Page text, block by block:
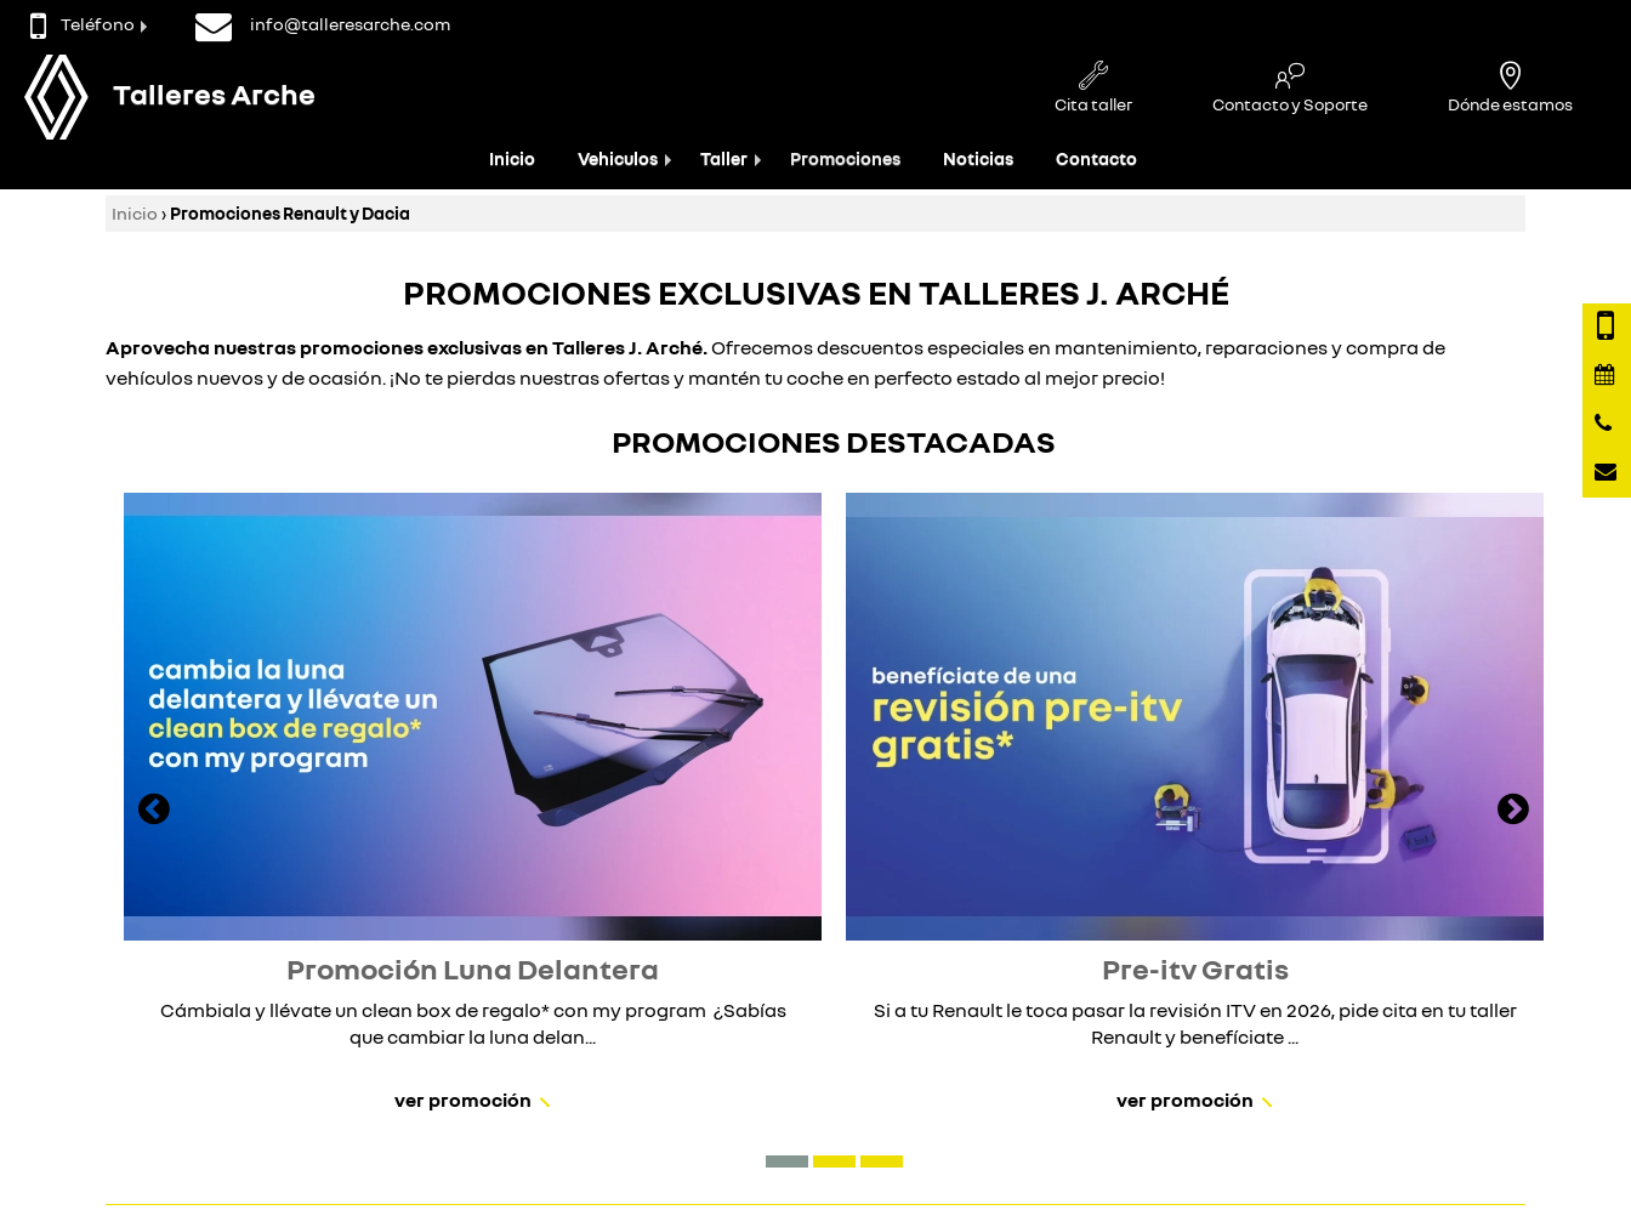
Teléfono info@talleresarche.com
Talleres Arche Cita taller Contacto y Soporte Dónde estamos
Inicio Vehiculos Taller Promociones Noticias Contacto
Inicio › Promociones Renault y Dacia
PROMOCIONES EXCLUSIVAS EN TALLERES J. ARCHÉ
Aprovecha nuestras promociones exclusivas en Talleres J. Arché.Ofrecemos descuentos especiales en mantenimiento, reparaciones y compra de
vehículos nuevos y de ocasión. ¡No te pierdas nuestras ofertas y mantén tu coche en perfecto estado al mejor precio!
PROMOCIONES DESTACADAS
Promoción Luna Delantera
Cámbiala y llévate un clean box de regalo* con my program ¿Sabías
que cambiar la luna delan...
ver promoción
Pre-itv Gratis
Si a tu Renault le toca pasar la revisión ITV en 2026, pide cita en tu taller
Renault y benefíciate ...
ver promoción